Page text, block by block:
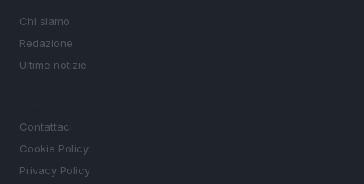
Chi siamo
Redazione
Ultime notizie
Contattaci
Cookie Policy
Privacy Policy